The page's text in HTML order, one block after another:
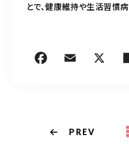
とで、健康維持や生活習慣
PREV